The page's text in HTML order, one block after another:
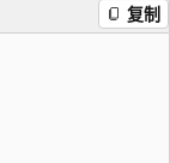
复制